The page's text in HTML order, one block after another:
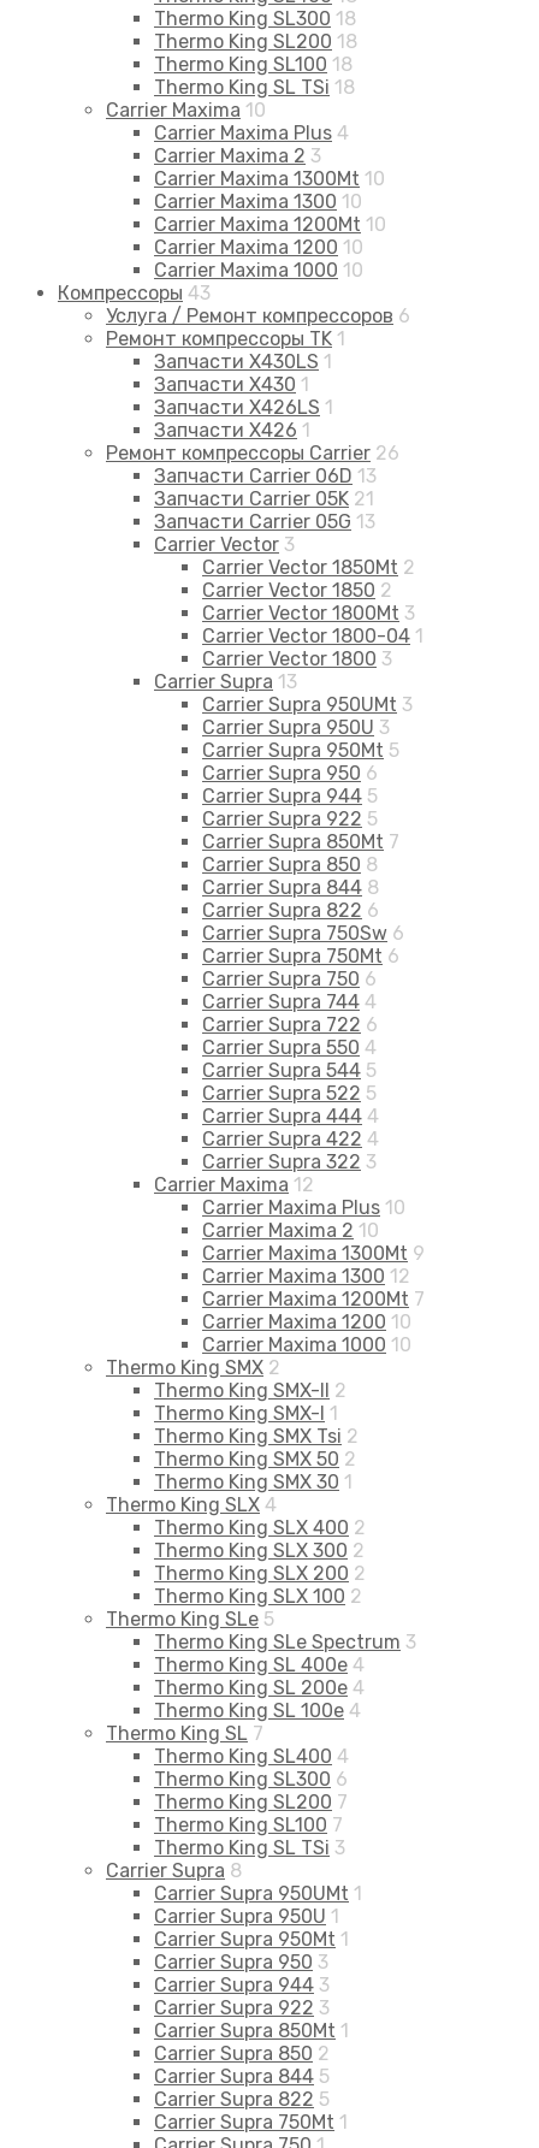
Thermo King SL300 18
Thermo King SL200 18
Thermo King SL100 18
Thermo King SL TSi 18
Carrier Maxima 10
Carrier Maxima Plus 4
Carrier Maxima 2 3
Carrier Maxima 1300Mt 10
Carrier Maxima 1300 10
Carrier Maxima 1200Mt 10
Carrier Maxima 1200 10
Carrier Maxima 1000 10
Компрессоры 43
Услуга / Ремонт компрессоров 6
Ремонт компрессоры TK 1
Запчасти X430LS 1
Запчасти X430 1
Запчасти X426LS 1
Запчасти X426 1
Ремонт компрессоры Carrier 26
Запчасти Carrier 06D 13
Запчасти Carrier 05K 21
Запчасти Carrier 05G 13
Carrier Vector 3
Carrier Vector 1850Mt 2
Carrier Vector 1850 2
Carrier Vector 1800Mt 3
Carrier Vector 1800-04 1
Carrier Vector 1800 3
Carrier Supra 13
Carrier Supra 950UMt 3
Carrier Supra 950U 3
Carrier Supra 950Mt 5
Carrier Supra 950 6
Carrier Supra 944 5
Carrier Supra 922 5
Carrier Supra 850Mt 7
Carrier Supra 850 8
Carrier Supra 844 8
Carrier Supra 822 6
Carrier Supra 750Sw 6
Carrier Supra 750Mt 6
Carrier Supra 750 6
Carrier Supra 744 4
Carrier Supra 722 6
Carrier Supra 550 4
Carrier Supra 544 5
Carrier Supra 522 5
Carrier Supra 444 4
Carrier Supra 422 4
Carrier Supra 322 3
Carrier Maxima 12
Carrier Maxima Plus 10
Carrier Maxima 2 10
Carrier Maxima 1300Mt 9
Carrier Maxima 1300 12
Carrier Maxima 1200Mt 7
Carrier Maxima 1200 10
Carrier Maxima 1000 10
Thermo King SMX 2
Thermo King SMX-II 2
Thermo King SMX-I 1
Thermo King SMX Tsi 2
Thermo King SMX 50 2
Thermo King SMX 30 1
Thermo King SLX 4
Thermo King SLX 400 2
Thermo King SLX 300 2
Thermo King SLX 200 2
Thermo King SLX 100 2
Thermo King SLe 5
Thermo King SLe Spectrum 3
Thermo King SL 400e 4
Thermo King SL 200e 4
Thermo King SL 100e 4
Thermo King SL 7
Thermo King SL400 4
Thermo King SL300 6
Thermo King SL200 7
Thermo King SL100 7
Thermo King SL TSi 3
Carrier Supra 8
Carrier Supra 950UMt 1
Carrier Supra 950U 1
Carrier Supra 950Mt 1
Carrier Supra 950 3
Carrier Supra 944 3
Carrier Supra 922 3
Carrier Supra 850Mt 1
Carrier Supra 850 2
Carrier Supra 844 5
Carrier Supra 822 5
Carrier Supra 750Mt 1